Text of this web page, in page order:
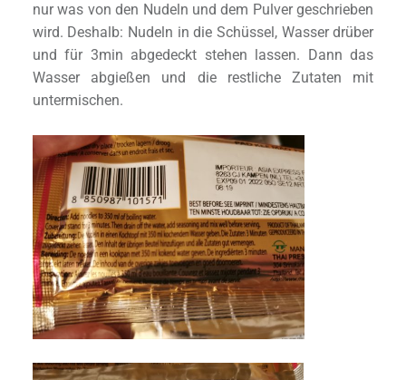
nur was von den Nudeln und dem Pulver geschrieben
wird. Deshalb: Nudeln in die Schüssel, Wasser drüber
und für 3min abgedeckt stehen lassen. Dann das
Wasser abgießen und die restliche Zutaten mit
untermischen.